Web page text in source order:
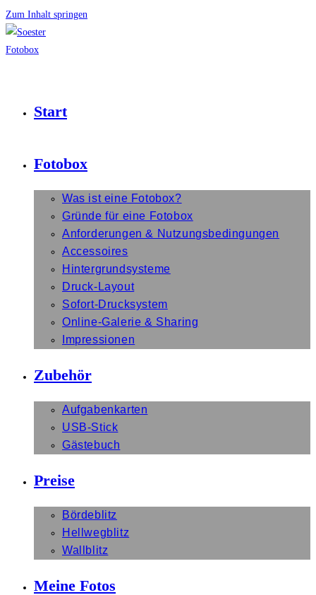
Zum Inhalt springen
Start
Fotobox
Was ist eine Fotobox?
Gründe für eine Fotobox
Anforderungen & Nutzungsbedingungen
Accessoires
Hintergrundsysteme
Druck-Layout
Sofort-Drucksystem
Online-Galerie & Sharing
Impressionen
Zubehör
Aufgabenkarten
USB-Stick
Gästebuch
Preise
Bördeblitz
Hellwegblitz
Wallblitz
Meine Fotos